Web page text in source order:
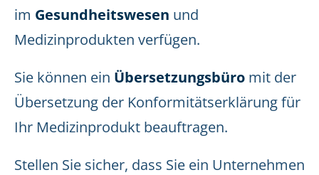
im Gesundheitswesen und
Medizinprodukten verfügen.
Sie können ein Übersetzungsbüro mit der
Übersetzung der Konformitätserklärung für
Ihr Medizinprodukt beauftragen.
Stellen Sie sicher, dass Sie ein Unternehmen